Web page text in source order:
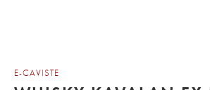
E-CAVISTE